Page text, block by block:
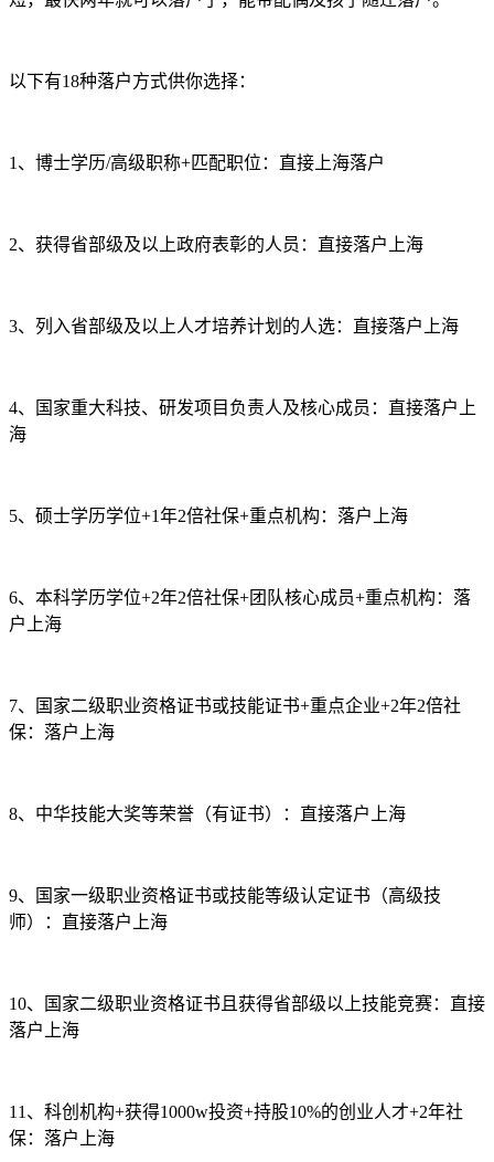
以下有18种落户方式供你选择：
1、博士学历/高级职称+匹配职位：直接上海落户
2、获得省部级及以上政府表彰的人员：直接落户上海
3、列入省部级及以上人才培养计划的人选：直接落户上海
4、国家重大科技、研发项目负责人及核心成员：直接落户上
海
5、硕士学历学位+1年2倍社保+重点机构：落户上海
6、本科学历学位+2年2倍社保+团队核心成员+重点机构：落
户上海
7、国家二级职业资格证书或技能证书+重点企业+2年2倍社
保：落户上海
8、中华技能大奖等荣誉（有证书）：直接落户上海
9、国家一级职业资格证书或技能等级认定证书（高级技
师）：直接落户上海
10、国家二级职业资格证书且获得省部级以上技能竞赛：直接
落户上海
11、科创机构+获得1000w投资+持股10%的创业人才+2年社
保：落户上海